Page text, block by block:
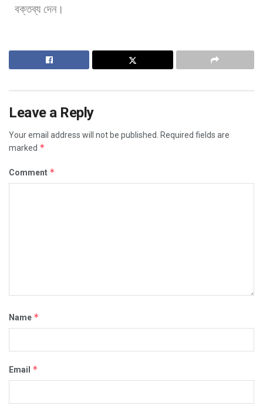
বক্তব্য দেন।
Leave a Reply
Your email address will not be published.
Required fields are
marked *
Comment *
Name *
Email *